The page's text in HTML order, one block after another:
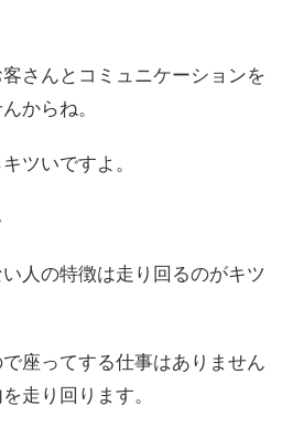
さんとコミュニケーションを
からね。
ツいですよ。
人の特徴は走り回るのがキツ
座ってする仕事はありません
走り回ります。